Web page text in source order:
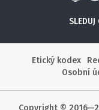
SLEDUJ
Etický kodex
Osobní
Copyright ©